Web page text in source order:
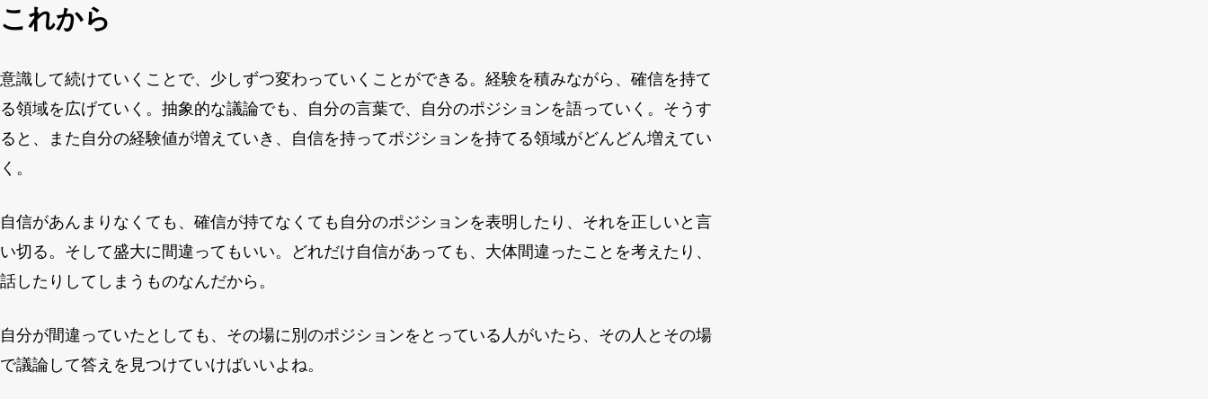
これから
意識して続けていくことで、少しずつ変わっていくことができる。経験を積みながら、確信を持て
る領域を広げていく。抽象的な議論でも、自分の言葉で、自分のポジションを語っていく。そうす
ると、また自分の経験値が増えていき、自信を持ってポジションを持てる領域がどんどん増えてい
く。
自信があんまりなくても、確信が持てなくても自分のポジションを表明したり、それを正しいと言
い切る。そして盛大に間違ってもいい。どれだけ自信があっても、大体間違ったことを考えたり、
話したりしてしまうものなんだから。
自分が間違っていたとしても、その場に別のポジションをとっている人がいたら、その人とその場
で議論して答えを見つけていけばいいよね。